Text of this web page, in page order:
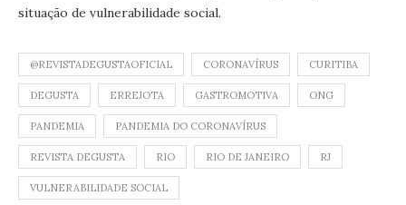
situação de vulnerabilidade social.
@REVISTADEGUSTAOFICIAL CORONAVÍRUS CURITIBA
DEGUSTA ERREJOTA GASTROMOTIVA ONG
PANDEMIA PANDEMIA DO CORONAVÍRUS
REVISTA DEGUSTA RIO RIO DE JANEIRO RJ
VULNERABILIDADE SOCIAL